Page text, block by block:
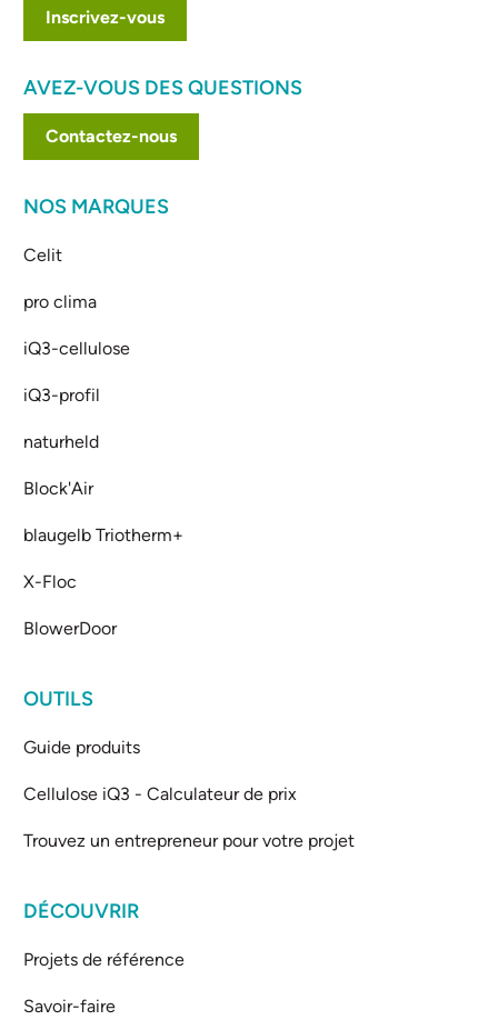
Inscrivez-vous
AVEZ-VOUS DES QUESTIONS
Contactez-nous
NOS MARQUES
Celit
pro clima
iQ3-cellulose
iQ3-profil
naturheld
Block'Air
blaugelb Triotherm+
X-Floc
BlowerDoor
OUTILS
Guide produits
Cellulose iQ3 - Calculateur de prix
Trouvez un entrepreneur pour votre projet
DÉCOUVRIR
Projets de référence
Savoir-faire